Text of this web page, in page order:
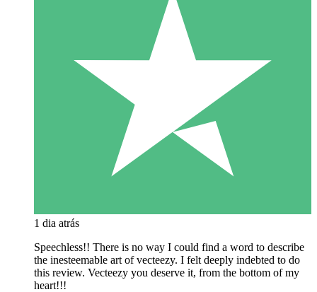
1 dia atrás
Speechless!! There is no way I could find a word to describe
the inesteemable art of vecteezy. I felt deeply indebted to do
this review. Vecteezy you deserve it, from the bottom of my
heart!!!